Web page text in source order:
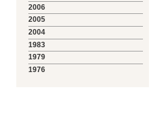
2006
2005
2004
1983
1979
1976